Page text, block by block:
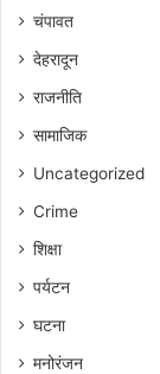
चंपावत
देहरादून
राजनीति
सामाजिक
Uncategorized
Crime
शिक्षा
पर्यटन
घटना
मनोरंजन